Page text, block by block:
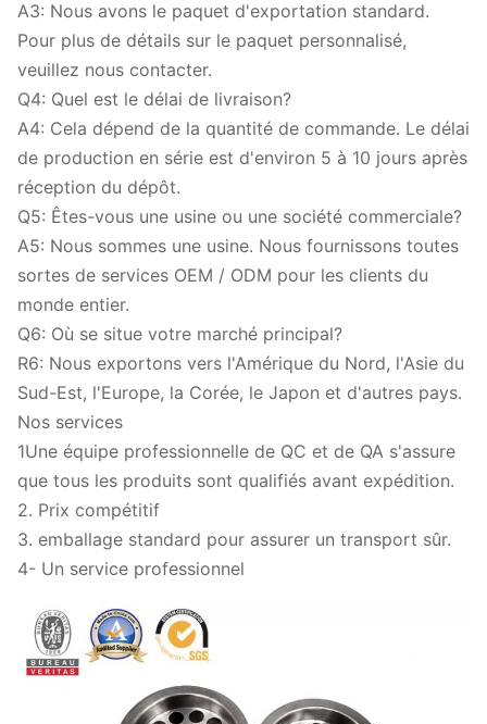
A3: Nous avons le paquet d'exportation standard.
Pour plus de détails sur le paquet personnalisé,
veuillez nous contacter.
Q4: Quel est le délai de livraison?
A4: Cela dépend de la quantité de commande. Le délai
de production en série est d'environ 5 à 10 jours après
réception du dépôt.
Q5: Êtes-vous une usine ou une société commerciale?
A5: Nous sommes une usine. Nous fournissons toutes
sortes de services OEM / ODM pour les clients du
monde entier.
Q6: Où se situe votre marché principal?
R6: Nous exportons vers l'Amérique du Nord, l'Asie du
Sud-Est, l'Europe, la Corée, le Japon et d'autres pays.
Nos services
1Une équipe professionnelle de QC et de QA s'assure
que tous les produits sont qualifiés avant expédition.
2. Prix compétitif
3. emballage standard pour assurer un transport sûr.
4- Un service professionnel